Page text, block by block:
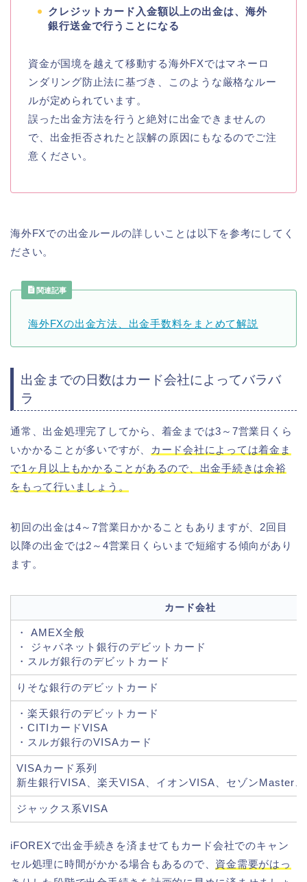
クレジットカード入金額以上の出金は、海外
銀行送金で行うことになる
資金が国境を越えて移動する海外FXではマネーロ
ンダリング防止法に基づき、このような厳格なルー
ルが定められています。
誤った出金方法を行うと絶対に出金できませんの
で、出金拒否されたと誤解の原因にもなるのでご注
意ください。
海外FXでの出金ルールの詳しいことは以下を参考にしてく
ださい。
関連記事
海外FXの出金方法、出金手数料をまとめて解説
出金までの日数はカード会社によってバラバ
ラ
通常、出金処理完了してから、着金までは3～7営業日くら
いかかることが多いですが、
カード会社によっては着金ま
で1ヶ月以上もかかることがあるので、出金手続きは余裕
をもって行いましょう。
初回の出金は4～7営業日かかることもありますが、2回目
以降の出金では2～4営業日くらいまで短縮する傾向があり
ます。
カード会社
・ AMEX全般
・ ジャパネット銀行のデビットカード
・スルガ銀行のデビットカード
りそな銀行のデビットカード
・楽天銀行のデビットカード
・CITIカードVISA
・スルガ銀行のVISAカード
VISAカード系列
新生銀行VISA、楽天VISA、イオンVISA、セゾンMaster
ジャックス系VISA
iFOREXで出金手続きを済ませてもカード会社でのキャン
セル処理に時間がかかる場合もあるので、 資金需要がはっ